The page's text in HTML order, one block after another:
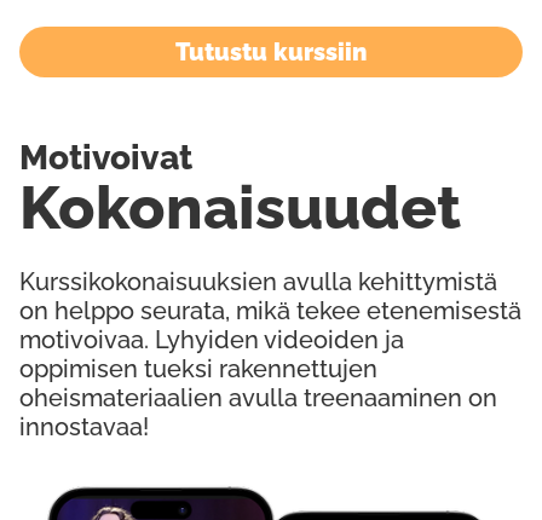
Tutustu kurssiin
Kurssikokonaisuuksien avulla kehittymistä
on helppo seurata, mikä tekee etenemisestä
motivoivaa. Lyhyiden videoiden ja
oppimisen tueksi rakennettujen
oheismateriaalien avulla treenaaminen on
innostavaa!
Kokonaisuudet
Motivoivat